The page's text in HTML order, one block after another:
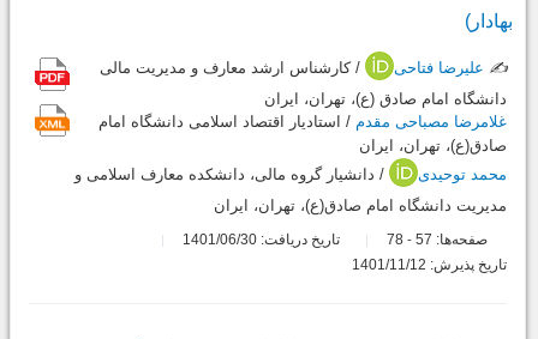
بهادار)
✍️ علیرضا فتاحی
/ کارشناس ارشد معارف و مدیریت مالی
دانشگاه امام صادق (ع)، تهران، ایران
غلامرضا مصباحی مقدم / استادیار اقتصاد اسلامی دانشگاه امام
صادق(ع)، تهران، ایران
محمد توحیدی
/ دانشیار گروه مالی، دانشکده معارف اسلامی و
مدیریت دانشگاه امام صادق(ع)، تهران، ایران
صفحه‌ها: 57
-
تاریخ دریافت: 1401/06/30
تاریخ پذیرش: 1401/11/12